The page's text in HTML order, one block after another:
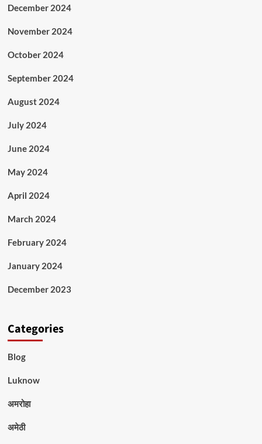
December 2024
November 2024
October 2024
September 2024
August 2024
July 2024
June 2024
May 2024
April 2024
March 2024
February 2024
January 2024
December 2023
Categories
Blog
Luknow
अमरोहा
अमेठी